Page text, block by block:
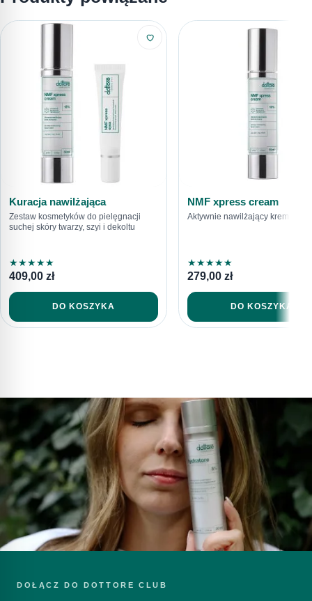
616792520 sklep@dottore.beauty
Kuracja nawilżająca
Zestaw kosmetyków do pielęgnacji
suchej skóry twarzy, szyi i dekoltu
★★★★★
409,00 zł
DO KOSZYKA
NMF xpress cream
Aktywnie nawilżający krem do
★★★★★
279,00 zł
DO KOSZYKA
DOŁĄCZ DO DOTTORE CLUB